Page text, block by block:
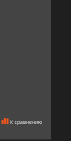
К сравнению